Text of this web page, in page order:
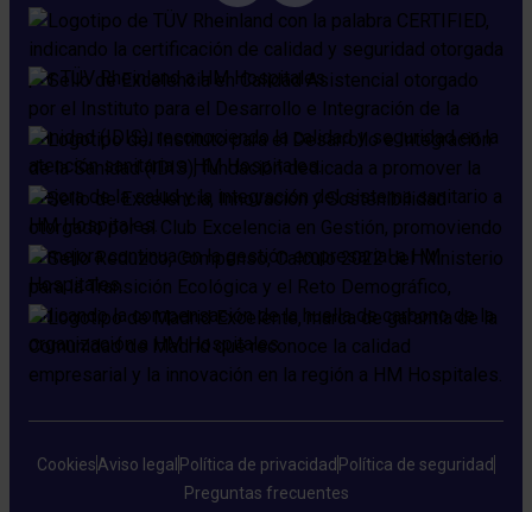
CookiesAviso legal Política de privacidad Política de seguridad
Preguntas frecuentes